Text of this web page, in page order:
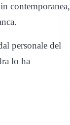
contemporanea,
personale del
lo ha